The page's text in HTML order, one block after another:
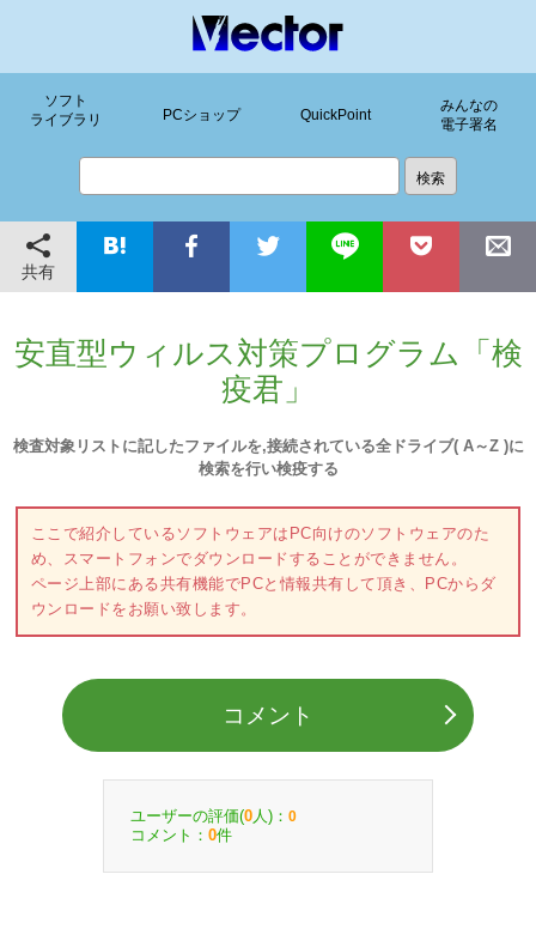
ソフト
ライブラリ
PCショップ QuickPoint
みんなの
電子署名
共有
安直型ウィルス対策プログラム「検
疫君」
検査対象リストに記したファイルを,接続されている全ドライブ( A～Z )に
検索を行い検疫する
ここで紹介しているソフトウェアはPC向けのソフトウェアのた
め、スマートフォンでダウンロードすることができません。
ページ上部にある共有機能でPCと情報共有して頂き、PCからダ
ウンロードをお願い致します。
コメント
ユーザーの評価(0 人)： 0
コメント： 0件